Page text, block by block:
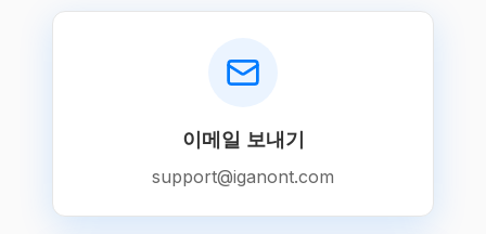
이메일 보내기
support@iganont.com